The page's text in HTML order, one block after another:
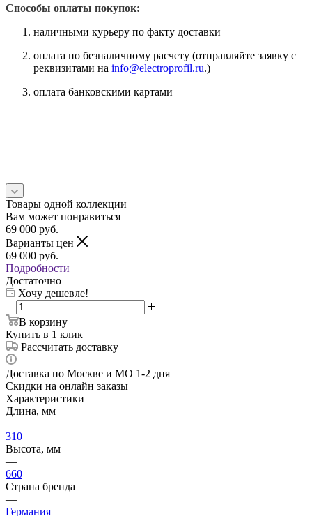
Способы оплаты покупок:
наличными курьеру по факту доставки
оплата по безналичному расчету (отправляйте заявку с
реквизитами на info@electroprofil.ru.)
оплата банковскими картами
Товары одной коллекции
Вам может понравиться
69 000 руб.
Варианты цен
69 000 руб.
Подробности
Достаточно
Хочу дешевле!
В корзину
Купить в 1 клик
Рассчитать доставку
Доставка по Москве и МО 1-2 дня
Скидки на онлайн заказы
Характеристики
Длина, мм
—
310
Высота, мм
—
660
Страна бренда
—
Германия